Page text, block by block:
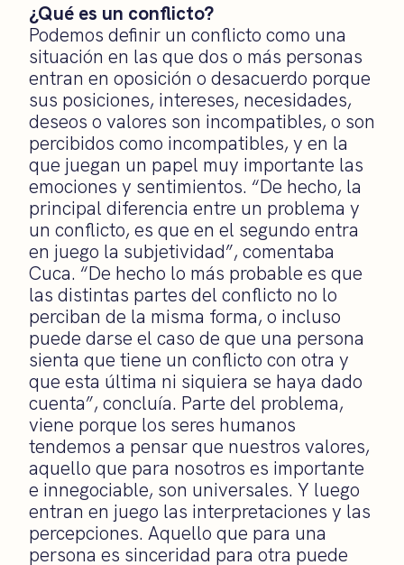
¿Qué es un conflicto?
Podemos definir un conflicto como una
situación en las que dos o más personas
entran en oposición o desacuerdo porque
sus posiciones, intereses, necesidades,
deseos o valores son incompatibles, o son
percibidos como incompatibles, y en la
que juegan un papel muy importante las
emociones y sentimientos. “De hecho, la
principal diferencia entre un problema y
un conflicto, es que en el segundo entra
en juego la subjetividad”, comentaba
Cuca. “De hecho lo más probable es que
las distintas partes del conflicto no lo
perciban de la misma forma, o incluso
puede darse el caso de que una persona
sienta que tiene un conflicto con otra y
que esta última ni siquiera se haya dado
cuenta”, concluía. Parte del problema,
viene porque los seres humanos
tendemos a pensar que nuestros valores,
aquello que para nosotros es importante
e innegociable, son universales. Y luego
entran en juego las interpretaciones y las
percepciones. Aquello que para una
persona es sinceridad para otra puede